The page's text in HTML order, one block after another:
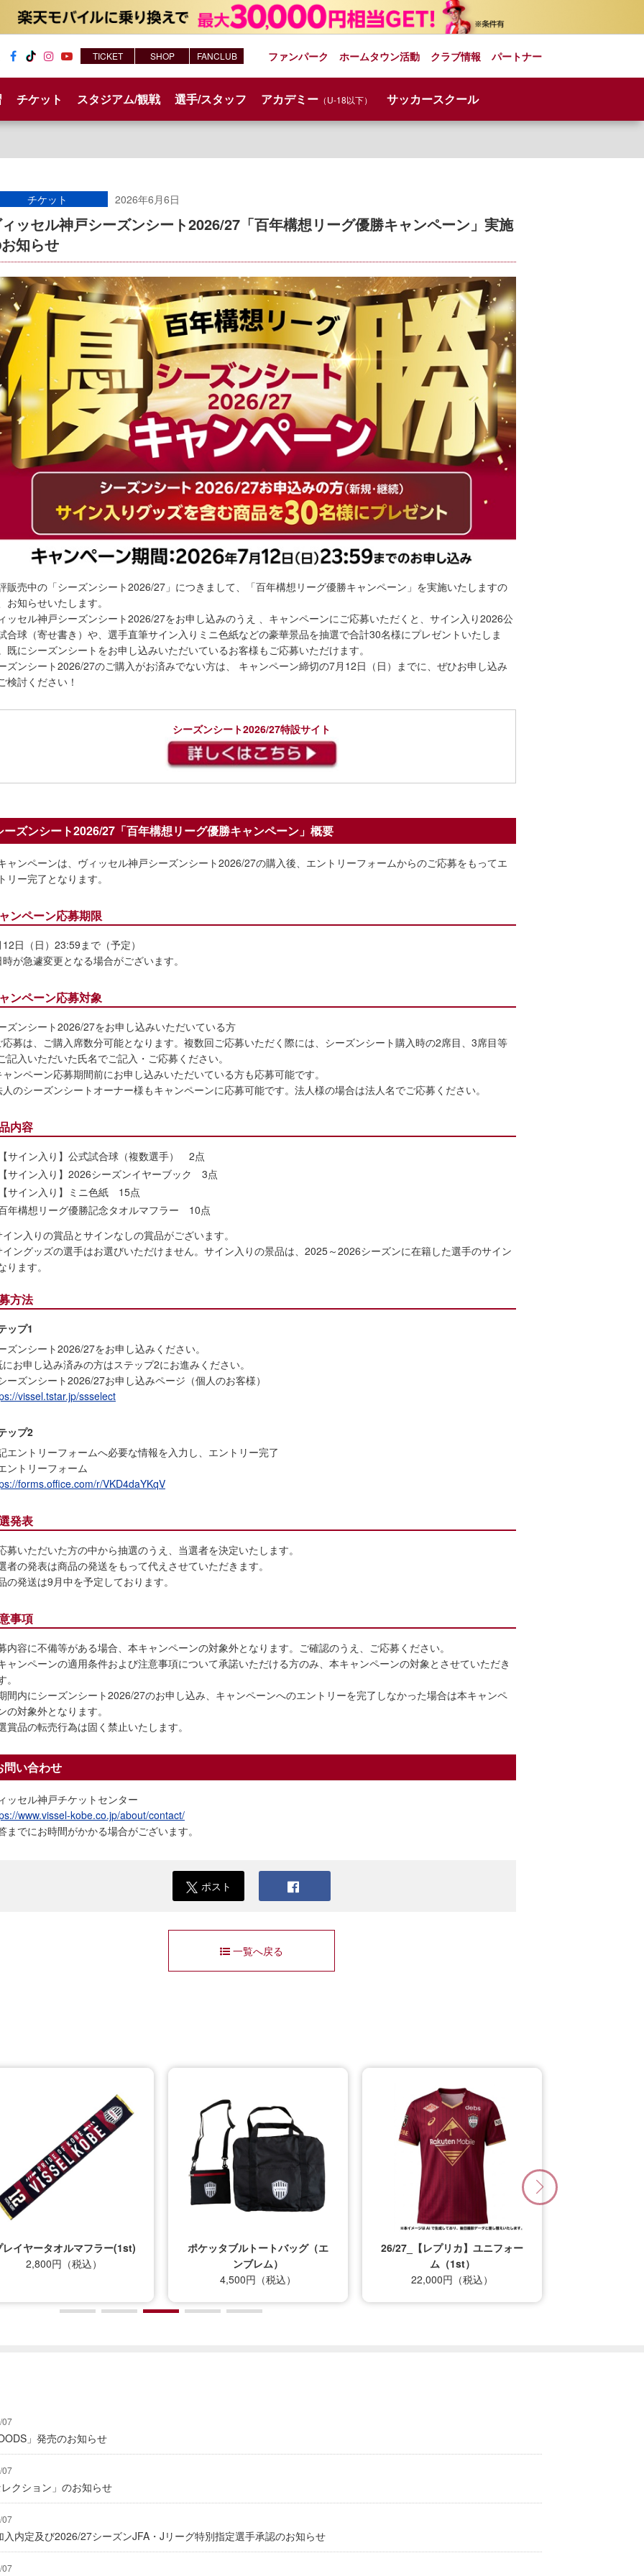
am e
チケット スタジアム/観戦 選手/スタッフ アカデミー（U-18以下） サッカースクール
ファンパーク ホームタウン活動 クラブ情報 パートナー
TICKET SHOP FANCLUB
チケット 2026年6月6日
ッセル神戸シーズンシート2026/27「百年構想リーグ優勝キャンペーン」実施
知らせ
販売中の「シーズンシート2026/27」につきまして、「百年構想リーグ優勝キャンペーン」を実施いたしますの
お知らせいたします。
ッセル神戸シーズンシート2026/27をお申し込みのうえ 、キャンペーンにご応募いただくと、サイン入り2026公
合球（寄せ書き）や、選手直筆サイン入りミニ色紙などの豪華景品を抽選で合計30名様にプレゼントいたしま
既にシーズンシートをお申し込みいただいているお客様もご応募いただけます。
ズンシート2026/27のご購入がお済みでない方は、 キャンペーン締切の7月12日（日）までに、ぜひお申し込み
検討ください！
シーズンシート2026/27特設サイト
ーズンシート2026/27「百年構想リーグ優勝キャンペーン」概要
ャンペーンは、ヴィッセル神戸シーズンシート2026/27の購入後、エントリーフォームからのご応募をもってエ
リー完了となります。
ンペーン応募期限
日（日）23:59まで（予定）
が急遽変更となる場合がございます。
ンペーン応募対象
ズンシート2026/27をお申し込みいただいている方
応募は、ご購入席数分可能となります。複数回ご応募いただく際には、シーズンシート購入時の2席目、3席目等
記入いただいた氏名でご記入・ご応募ください。
ンペーン応募期間前にお申し込みいただいている方も応募可能です。
のシーズンシートオーナー様もキャンペーンに応募可能です。法人様の場合は法人名でご応募ください。
内容
【サイン入り】公式試合球（複数選手） 2点
【サイン入り】2026シーズンイヤーブック 3点
【サイン入り】ミニ色紙 15点
年構想リーグ優勝記念タオルマフラー 10点
ン入りの賞品とサインなしの賞品がございます。
イングッズの選手はお選びいただけません。サイン入りの景品は、2025～2026シーズンに在籍した選手のサイン
ります。
方法
ップ1
ズンシート2026/27をお申し込みください。
お申し込み済みの方はステップ2にお進みください。
ーズンシート2026/27お申し込みページ（個人のお客様）
vissel.tstar.jp/ssselect
ップ2
エントリーフォームへ必要な情報を入力し、エントリー完了
ントリーフォーム
forms.office.com/r/VKD4daYKqV
発表
募いただいた方の中から抽選のうえ、当選者を決定いたします。
者の発表は商品の発送をもって代えさせていただきます。
の発送は9月中を予定しております。
事項
内容に不備等がある場合、本キャンペーンの対象外となります。ご確認のうえ、ご応募ください。
ャンペーンの適用条件および注意事項について承諾いただける方のみ、本キャンペーンの対象とさせていただき
。
間内にシーズンシート2026/27のお申し込み、キャンペーンへのエントリーを完了しなかった場合は本キャンペ
の対象外となります。
賞品の転売行為は固く禁止いたします。
問い合わせ
ッセル神戸チケットセンター
www.vissel-kobe.co.jp/about/contact/
までにお時間がかかる場合がございます。
ポスト
一覧へ戻る
レイヤータオルマフラー(1st)
2,800円（税込）
ポケッタブルトートバッグ（エ
ンブレム）
4,500円（税込）
26/27_【レプリカ】ユニフォー
ム（1st）
22,000円（税込）
07
」発売のお知らせ
07
クション」のお知らせ
07
内定及び2026/27シーズンJFA・Jリーグ特別指定選手承認のお知らせ
07